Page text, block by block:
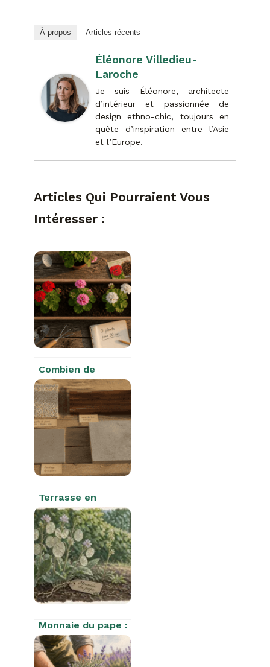
À propos Articles récents
Éléonore Villedieu-
Laroche
Je suis Éléonore, architecte
d’intérieur et passionnée de
design ethno-chic, toujours en
quête d’inspiration entre l’Asie
et l’Europe.
Articles Qui Pourraient Vous
Intéresser :
Combien de
géraniums planter
dans une
jardinière de 50
cm ? La règle des
15 cm pour une
floraison
généreuse
Terrasse en
résine : 15 ans de
durabilité et
l’erreur fatale du
choix de la résine
Monnaie du pape :
réussir le semis
de juin pour des